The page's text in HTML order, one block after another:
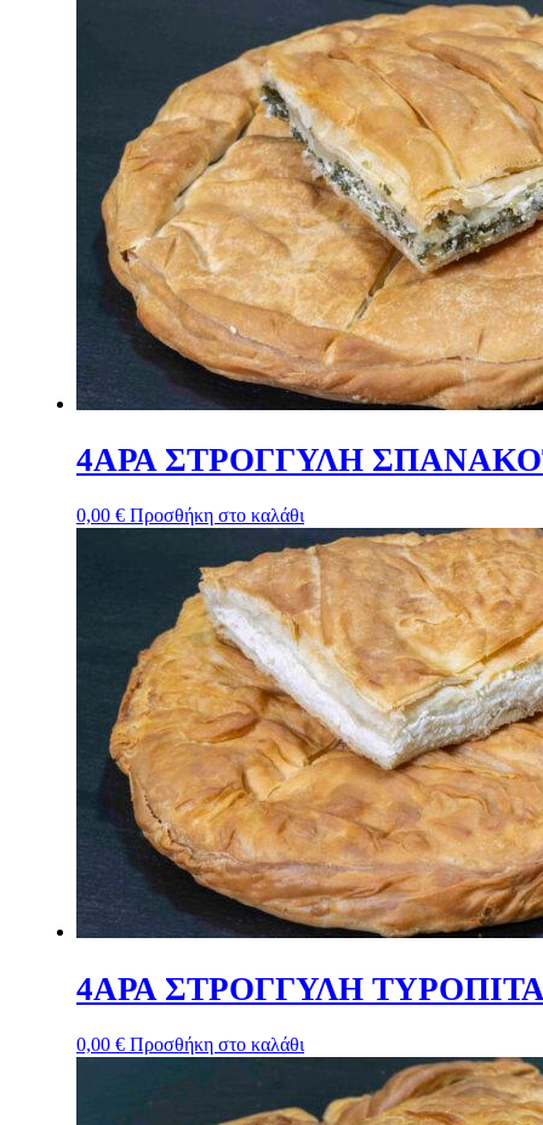
4ΑΡΑ ΣΤΡΟΓΓΥΛΗ
0,00 € Προσθήκη στο καλάθι
4ΑΡΑ ΣΤΡΟΓΓΥΛΗ
0,00 € Προσθήκη στο καλάθι